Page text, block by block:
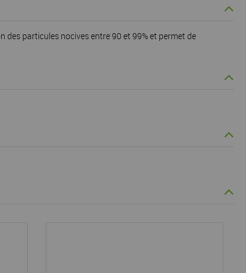
particules nocives entre 90 et 99% et permet de